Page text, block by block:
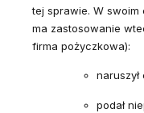
tej sprawie. W swoim
ma zastosowanie
firma pożyczkowa):
podał